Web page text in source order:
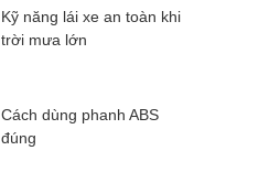
Kỹ năng lái xe an toàn khi
trời mưa lớn
Cách dùng phanh ABS
đúng